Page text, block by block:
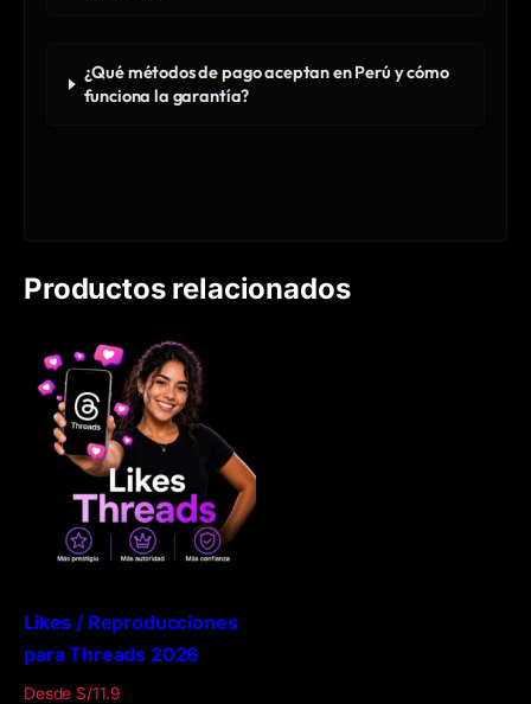
¿Qué métodos de pago aceptan en Perú y cómo
funciona la garantía?
Productos relacionados
Likes / Reproducciones
para Threads 2026
Desde S/11.9